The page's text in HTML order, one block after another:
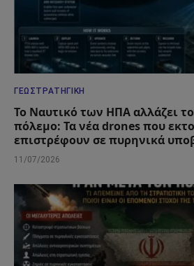
ΓΕΩΣΤΡΑΤΗΓΙΚΉ
Το Ναυτικό των ΗΠΑ αλλάζει
πόλεμο: Τα νέα drones που
επιστρέφουν σε πυρηνικά
11/07/2026